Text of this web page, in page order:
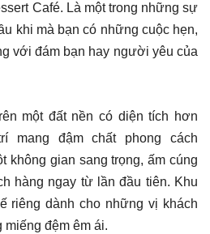
Café. Là một trong những sự
khi mà bạn có những cuộc hẹn,
với đám bạn hay người yêu của
một đất nền có diện tích hơn
mang đậm chất phong cách
không gian sang trọng, ấm cúng
hàng ngay từ lần đầu tiên. Khu
riêng dành cho những vị khách
đệm êm ái.